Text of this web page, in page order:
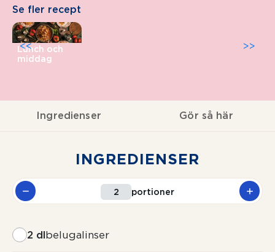
Se fler recept
Lunch och
middag
>>
<<
Ingredienser Gör så här
INGREDIENSER
portioner
2 dlbelugalinser